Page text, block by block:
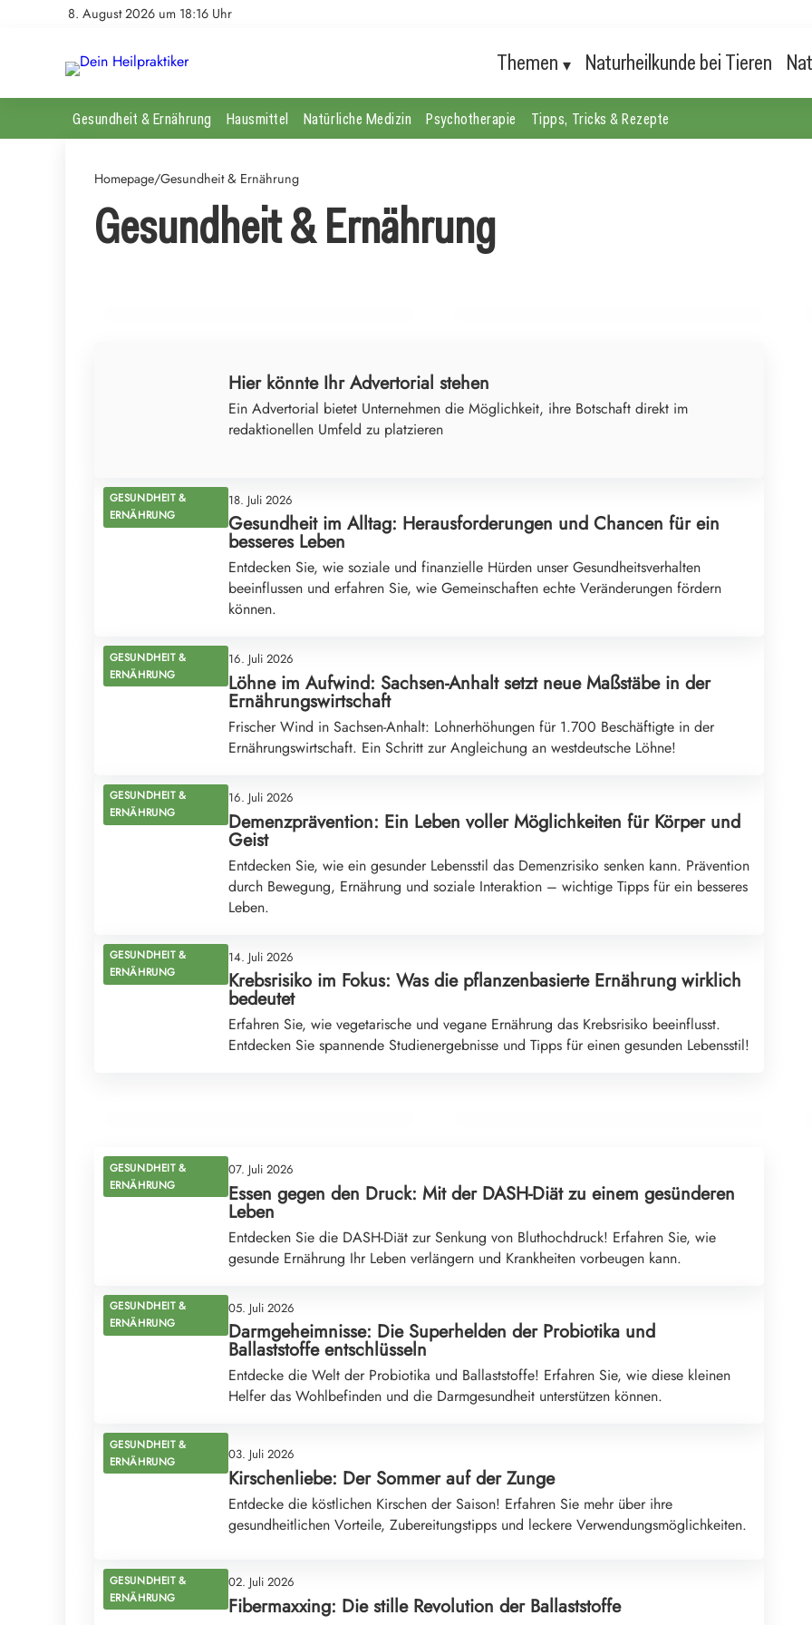
8. August 2026 um 18:16 Uhr
Themen Naturheilkunde bei Tieren
Gesundheit & Ernährung Hausmittel Natürliche Medizin Psychotherapie Tipps, Tricks & Rezepte
Homepage/Gesundheit & Ernährung
Gesundheit & Ernährung
24. Juli 2026
Faktenfilter für die junge Generation: Wie FOOD-
24. Juli 2026
Wegovy: Der neue Weg zur Gewichtsreduktion
Hier könnte Ihr Advertorial stehen
Ein Advertorial bietet Unternehmen die Möglichkeit, ihre Botschaft direkt im
redaktionellen Umfeld zu platzieren
GESUNDHEIT &
ERNÄHRUNG
18. Juli 2026
Gesundheit im Alltag: Herausforderungen und Chancen für ein
besseres Leben
Entdecken Sie, wie soziale und finanzielle Hürden unser Gesundheitsverhalten
beeinflussen und erfahren Sie, wie Gemeinschaften echte Veränderungen fördern
können.
GESUNDHEIT &
ERNÄHRUNG
16. Juli 2026
Löhne im Aufwind: Sachsen-Anhalt setzt neue Maßstäbe in der
Ernährungswirtschaft
Frischer Wind in Sachsen-Anhalt: Lohnerhöhungen für 1.700 Beschäftigte in der
Ernährungswirtschaft. Ein Schritt zur Angleichung an westdeutsche Löhne!
GESUNDHEIT &
ERNÄHRUNG
16. Juli 2026
Demenzprävention: Ein Leben voller Möglichkeiten für Körper und
Geist
Entdecken Sie, wie ein gesunder Lebensstil das Demenzrisiko senken kann. Prävention
durch Bewegung, Ernährung und soziale Interaktion – wichtige Tipps für ein besseres
Leben.
GESUNDHEIT &
ERNÄHRUNG
14. Juli 2026
Krebsrisiko im Fokus: Was die pflanzenbasierte Ernährung wirklich
bedeutet
Erfahren Sie, wie vegetarische und vegane Ernährung das Krebsrisiko beeinflusst.
Entdecken Sie spannende Studienergebnisse und Tipps für einen gesunden Lebensstil!
Die 20:80-Diät: Der Schlüssel zu einer
11. Juli 2026
Kochende Kicker und gesunde Kids: Ein Tag voller
GESUNDHEIT &
ERNÄHRUNG
07. Juli 2026
Essen gegen den Druck: Mit der DASH-Diät zu einem gesünderen
Leben
Entdecken Sie die DASH-Diät zur Senkung von Bluthochdruck! Erfahren Sie, wie
gesunde Ernährung Ihr Leben verlängern und Krankheiten vorbeugen kann.
GESUNDHEIT &
ERNÄHRUNG
05. Juli 2026
Darmgeheimnisse: Die Superhelden der Probiotika und
Ballaststoffe entschlüsseln
Entdecke die Welt der Probiotika und Ballaststoffe! Erfahren Sie, wie diese kleinen
Helfer das Wohlbefinden und die Darmgesundheit unterstützen können.
GESUNDHEIT &
ERNÄHRUNG
03. Juli 2026
Kirschenliebe: Der Sommer auf der Zunge
Entdecke die köstlichen Kirschen der Saison! Erfahren Sie mehr über ihre
gesundheitlichen Vorteile, Zubereitungstipps und leckere Verwendungsmöglichkeiten.
GESUNDHEIT &
ERNÄHRUNG
02. Juli 2026
Fibermaxxing: Die stille Revolution der Ballaststoffe